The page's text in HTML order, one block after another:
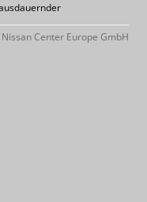
Nissan Center Europe GmbH